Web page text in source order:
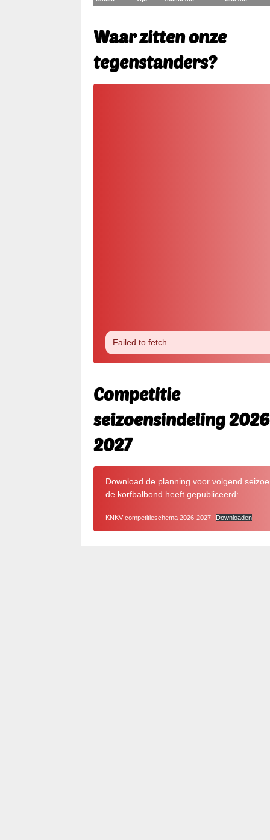
Waar zitten onze
tegenstanders?
Failed to fetch
Competitie
seizoensindeling
2027
Download de planning voor volgend
de korfbalbond heeft gepubliceerd:
KNKV competitieschema 2026-2027 Downloaden